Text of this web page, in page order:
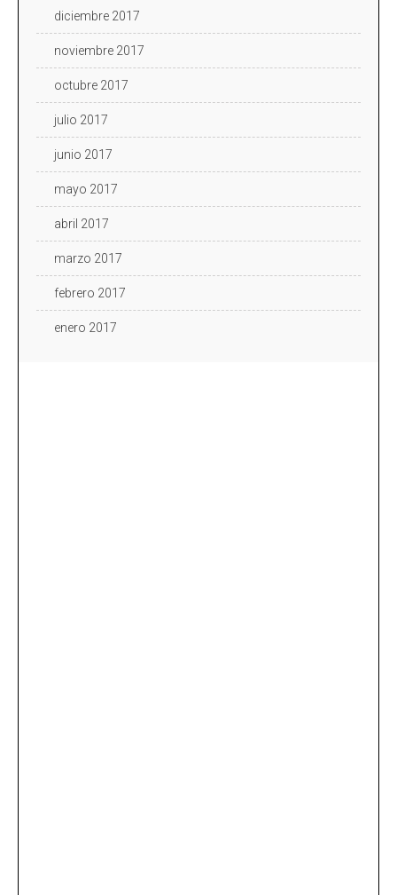
diciembre 2017
noviembre 2017
octubre 2017
julio 2017
junio 2017
mayo 2017
abril 2017
marzo 2017
febrero 2017
enero 2017